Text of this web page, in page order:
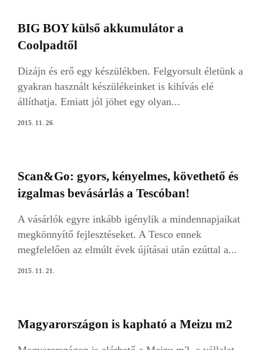
BIG BOY külső akkumulátor a
Coolpadtől
Dizájn és erő egy készülékben. Felgyorsult életünk a
gyakran használt készülékeinket is kihívás elé
állíthatja. Emiatt jól jöhet egy olyan...
2015. 11. 26.
Scan&Go: gyors, kényelmes, követhető és
izgalmas bevásárlás a Tescóban!
A vásárlók egyre inkább igénylik a mindennapjaikat
megkönnyítő fejlesztéseket. A Tesco ennek
megfelelően az elmúlt évek újításai után ezúttal a...
2015. 11. 21.
Magyarországon is kapható a Meizu m2